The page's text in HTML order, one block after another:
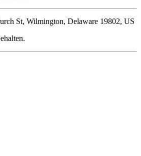
St, Wilmington, Delaware 19802, US